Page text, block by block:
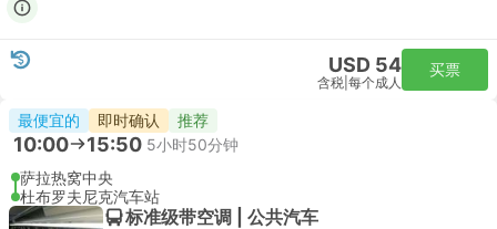
USD 54
含税 每个成人
买票
最便宜的 即时确认 推荐
10:00 15:50 5小时50分钟
萨拉热窝中央
杜布罗夫尼克汽车站
标准级带空调 | 公共汽车